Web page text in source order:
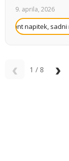
9. aprila, 2026
instant napitek, sadni
‹ 1 / 8 ›